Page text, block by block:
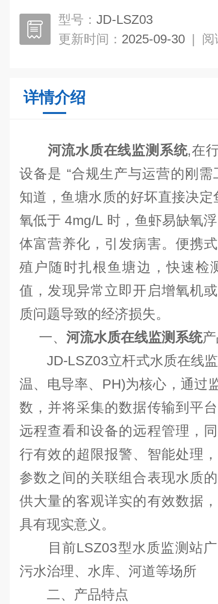
型号： JD-LSZ03
更新时间： 2025-09-30 | 阅
详情介绍
河流水质在线监测系统,在
设备是 “合规生产与运营的刚
知道，鱼塘水质的好坏直接决
氧低于 4mg/L 时，鱼虾易缺氧
体富营养化，引发病害。便携
殖户随时扎根鱼塘边，快速检
值，发现异常立即开启增氧机
质问题导致的经济损失。
一、 河流水质在线监测系统
JD-LSZ03立杆式水质在线监
温、电导率、PH)为核心，通过
数，并将采集的数据传输到平
远程查看和设备的远程管理，
行有效的超限报警、智能处理
参数之间的关联组合表现水质
供大量的客观详实的有效数据
具有现实意义。
目前LSZ03型水质监测站广
污水治理、水库、河道等场所
二、产品特点